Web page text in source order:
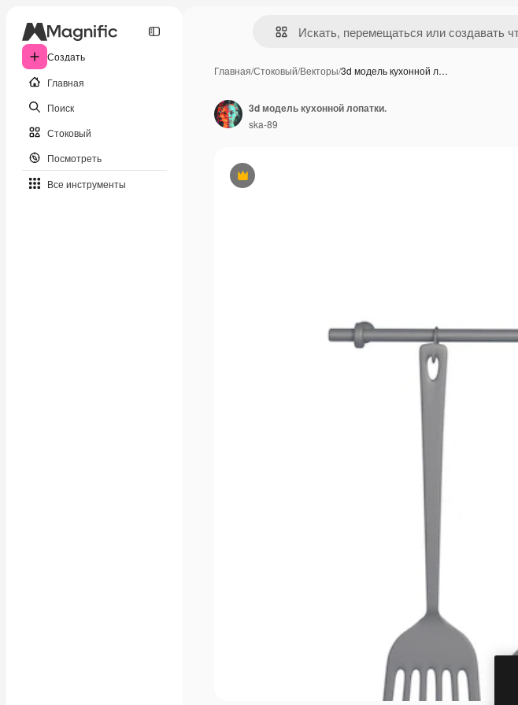
Создать
Главная
Поиск
Стоковый
Посмотреть
Все инструменты
Главная/Стоковый/Векторы/3d модель кухонной л…
Премиум
3d модель кухонной лопатки.
ska-89